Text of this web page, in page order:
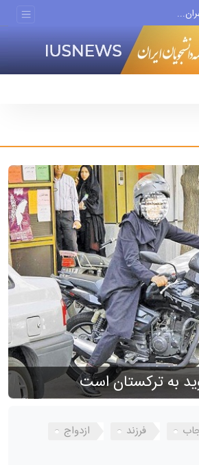
به ترکستان است
فرزند
ازدواج